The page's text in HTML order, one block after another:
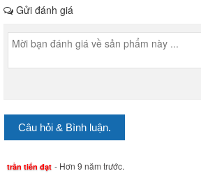
Gửi đánh giá
Câu hỏi & Bình luận.
trần tiến đạt - Hơn 9 năm trước.